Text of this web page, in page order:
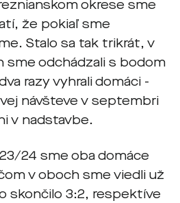
okrese sme
že pokiaľ sme
Stalo sa tak trikrát, v
odchádzali s bodom
razy vyhrali domáci -
návšteve v septembri
v nadstavbe.
24 sme oba domáce
v oboch sme viedli už
skončilo 3:2, respektíve